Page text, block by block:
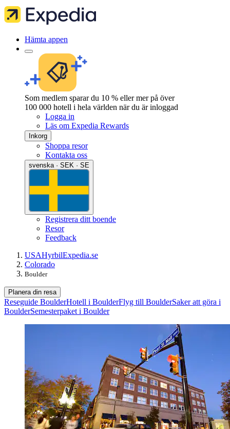
Hämta appen
Som medlem sparar du 10 % eller mer på över
100 000 hotell i hela världen när du är inloggad
Logga in
Läs om Expedia Rewards
Inkorg
Shoppa resor
Kontakta oss
svenska · SEK · SE
Registrera ditt boende
Resor
Feedback
USAHyrbilExpedia.se
Colorado
Boulder
Planera din resa
Reseguide BoulderHotell i BoulderFlyg till BoulderSaker att göra i
BoulderSemesterpaket i Boulder